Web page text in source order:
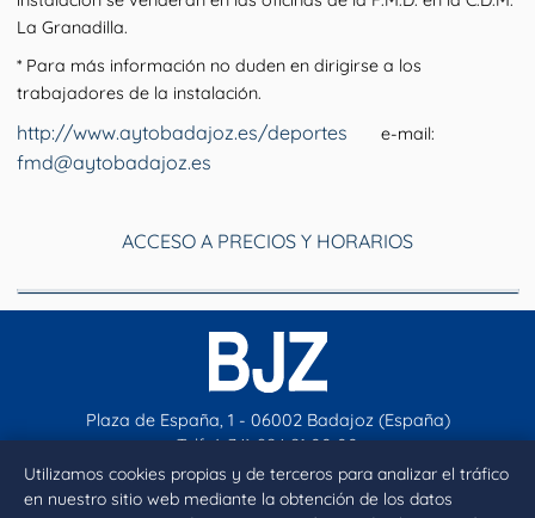
Utilizamos cookies propias y de terceros para analizar el tráfico
en nuestro sitio web mediante la obtención de los datos
La Granadilla.
* Para más información no duden en dirigirse a los
trabajadores de la instalación.
http://www.aytobadajoz.es/deportes e-mail:
fmd@aytobadajoz.es
ACCESO A PRECIOS Y HORARIOS
Plaza de España, 1 - 06002 Badajoz (España)
Telf. (+34) 924 21 00 00
contacto@aytobadajoz.es